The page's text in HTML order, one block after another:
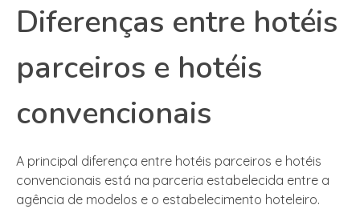
Diferenças entre hotéis
parceiros e hotéis
convencionais
A principal diferença entre hotéis parceiros e hotéis
convencionais está na parceria estabelecida entre a
agência de modelos e o estabelecimento hoteleiro.